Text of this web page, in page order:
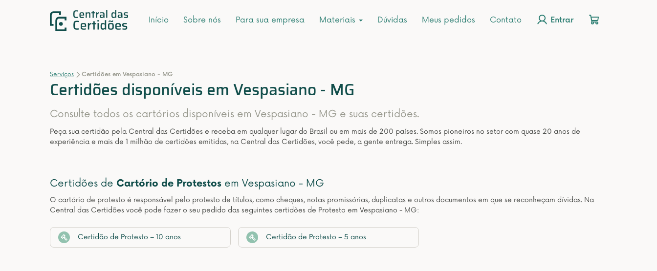
Início Sobre nós Para sua empresa Materiais Dúvidas Meus pedidos Contato Entrar
Serviços Certidões em Vespasiano - MG
Certidões disponíveis em Vespasiano - MG
Consulte todos os cartórios disponíveis em Vespasiano - MG e suas certidões.
Peça sua certidão pela Central das Certidões e receba em qualquer lugar do Brasil ou em mais de 200 países. Somos pioneiros no setor com quase 20 anos de
experiência e mais de 1 milhão de certidões emitidas, na Central das Certidões, você pede, a gente entrega. Simples assim.
Certidões de Cartório de Protestos em Vespasiano - MG
O cartório de protesto é responsável pelo protesto de títulos, como cheques, notas promissórias, duplicatas e outros documentos em que se reconheçam dívidas. Na
Central das Certidões você pode fazer o seu pedido das seguintes certidões de Protesto em Vespasiano - MG:
Certidão de Protesto – 10 anos Certidão de Protesto – 5 anos